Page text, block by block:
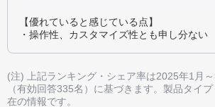
【優れていると感じている点】
・操作性、カスタマイズ性とも申し分ない
(注) 上記ランキング・シェア率は2025年1月
（有効回答335名）に基づきます。製品タイ
在の情報です。